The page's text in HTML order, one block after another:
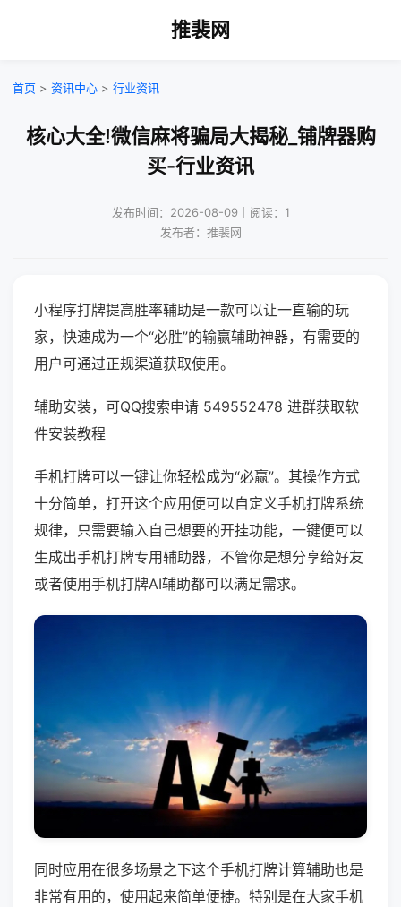
推裴网
首页 > 资讯中心 > 行业资讯
核心大全!微信麻将骗局大揭秘_铺牌器购
买-行业资讯
发布时间：2026-08-09｜阅读：1
发布者：推裴网
小程序打牌提高胜率辅助是一款可以让一直输的玩
家，快速成为一个“必胜”的输赢辅助神器，有需要的
用户可通过正规渠道获取使用。
辅助安装，可QQ搜索申请 549552478 进群获取软
件安装教程
手机打牌可以一键让你轻松成为“必赢”。其操作方式
十分简单，打开这个应用便可以自定义手机打牌系统
规律，只需要输入自己想要的开挂功能，一键便可以
生成出手机打牌专用辅助器，不管你是想分享给好友
或者使用手机打牌AI辅助都可以满足需求。
同时应用在很多场景之下这个手机打牌计算辅助也是
非常有用的，使用起来简单便捷。特别是在大家手机